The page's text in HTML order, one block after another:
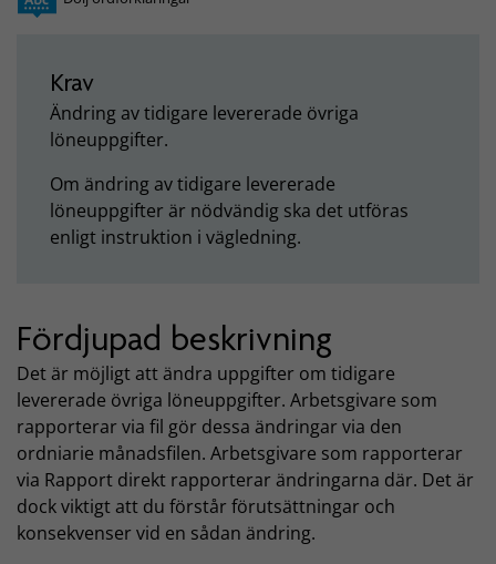
Krav
Ändring av tidigare levererade övriga
löneuppgifter.
Om ändring av tidigare levererade
löneuppgifter är nödvändig ska det utföras
enligt instruktion i vägledning.
Fördjupad beskrivning
Det är möjligt att ändra uppgifter om tidigare
levererade övriga löneuppgifter. Arbetsgivare som
rapporterar via fil gör dessa ändringar via den
ordniarie månadsfilen. Arbetsgivare som rapporterar
via Rapport direkt rapporterar ändringarna där. Det är
dock viktigt att du förstår förutsättningar och
konsekvenser vid en sådan ändring.